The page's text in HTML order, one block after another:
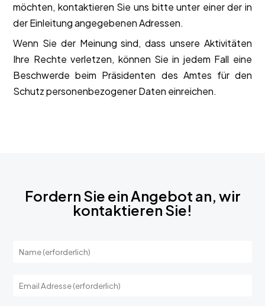
möchten, kontaktieren Sie uns bitte unter einer der in
der Einleitung angegebenen Adressen.
Wenn Sie der Meinung sind, dass unsere Aktivitäten
Ihre Rechte verletzen, können Sie in jedem Fall eine
Beschwerde beim Präsidenten des Amtes für den
Schutz personenbezogener Daten einreichen.
Fordern Sie ein Angebot an, wir
kontaktieren Sie!